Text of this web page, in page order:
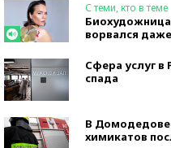
С теми, кто в теме
ворвался
Сфера услуг в
спада
В
химикатов